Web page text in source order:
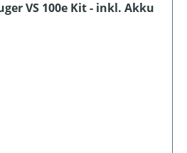
VS 100e Kit - inkl. Akku